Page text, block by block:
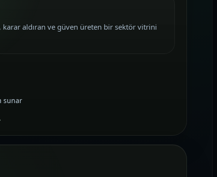
karar aldıran ve güven üreten bir sektör vitrini
sunar